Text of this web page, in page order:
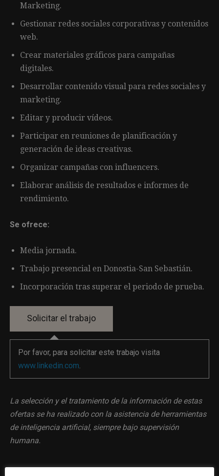
Marketing.
Gestionar redes sociales corporativas y contenidos
web.
Crear materiales gráficos para campañas
digitales.
Desarrollar contenido visual para redes sociales y
marketing.
Editar y producir vídeos.
Participar en reuniones de planificación y
generación de ideas creativas.
Organizar campañas con influencers.
Elaborar análisis de resultados e informes de
rendimiento.
Se ofrece:
Media jornada.
Trabajo presencial en Donostia-San Sebastián.
Incorporación tras superar el periodo de prueba.
Por favor, para solicitar este trabajo visita
www.linkedin.com.
La selección y el tratamiento de la información de estas
ofertas se ha realizado con la asistencia de herramientas
de inteligencia artificial, siempre bajo supervisión
humana.